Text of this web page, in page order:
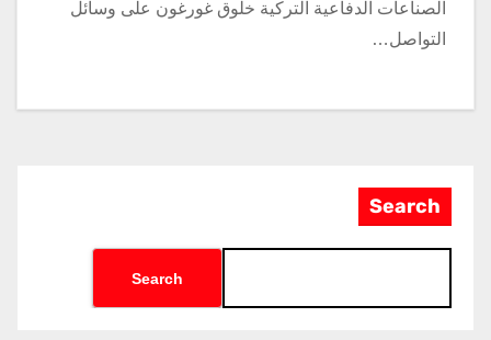
الصناعات الدفاعية التركية خلوق غورغون على وسائل
التواصل…
Search
Search